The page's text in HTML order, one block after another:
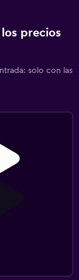
precios
solo con las